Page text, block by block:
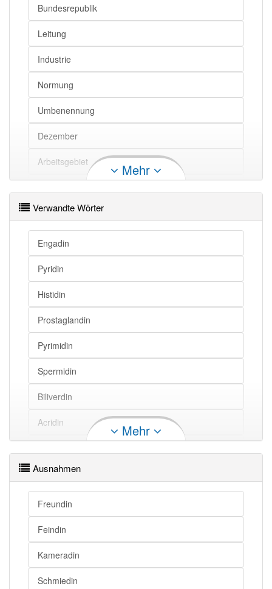
Bundesrepublik
Leitung
Industrie
Normung
Umbenennung
Dezember
Arbeitsgebiet Mehr
Verwandte Wörter
Engadin
Pyridin
Histidin
Prostaglandin
Pyrimidin
Spermidin
Biliverdin
Acridin
Toluidin
Properdin
Hesperidin
Xylidin
Elaidin
Mehr
Ausnahmen
Freundin
Feindin
Kameradin
Schmiedin